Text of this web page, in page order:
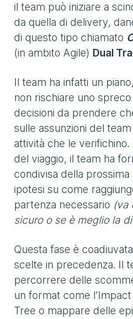
il team può iniziare a
da quella di delivery,
di questo tipo chiamato
(in ambito Agile) Dual
Il team ha infatti un
non rischiare uno
decisioni da prendere
sulle assunzioni del
attività che le verifichino.
del viaggio, il team ha
condivisa della
ipotesi su come
partenza necessario (va
sicuro o se è meglio la
Questa fase è
scelte in precedenza. Il
percorrere delle
un format come
Tree o mappare delle